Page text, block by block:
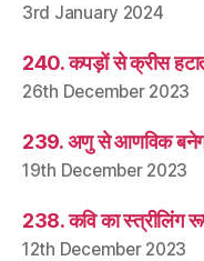
3rd January 2024
240. कपड़ों से क्रीस
26th December 2023
239. अणु से आणविक
19th December 2023
238. कवि का स्त्रीलिंग
12th December 2023